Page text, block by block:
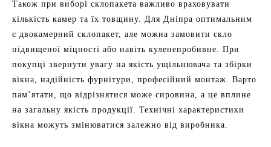
Також при виборі склопакета важливо враховувати
кількість камер та їх товщину. Для Дніпра оптимальним
є двокамерний склопакет, але можна замовити скло
підвищеної міцності або навіть куленепробивне. При
покупці звернути увагу на якість ущільнювача та збірки
вікна, надійність фурнітури, професійний монтаж. Варто
пам’ятати, що відрізнятися може сировина, а це вплине
на загальну якість продукції. Технічні характеристики
вікна можуть змінюватися залежно від виробника.